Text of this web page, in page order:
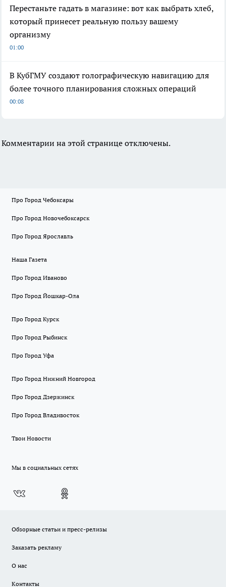
Перестаньте гадать в магазине: вот как выбрать хлеб,
который принесет реальную пользу вашему
организму
01:00
В КубГМУ создают голографическую навигацию для
более точного планирования сложных операций
00:08
Комментарии на этой странице отключены.
Про Город Чебоксары
Про Город Новочебоксарск
Про Город Ярославль
Наша Газета
Про Город Иваново
Про Город Йошкар-Ола
Про Город Курск
Про Город Рыбинск
Про Город Уфа
Про Город Нижний Новгород
Про Город Дзержинск
Про Город Владивосток
Твои Новости
Мы в социальных сетях
Обзорные статьи и пресс-релизы
Заказать рекламу
О нас
Контакты